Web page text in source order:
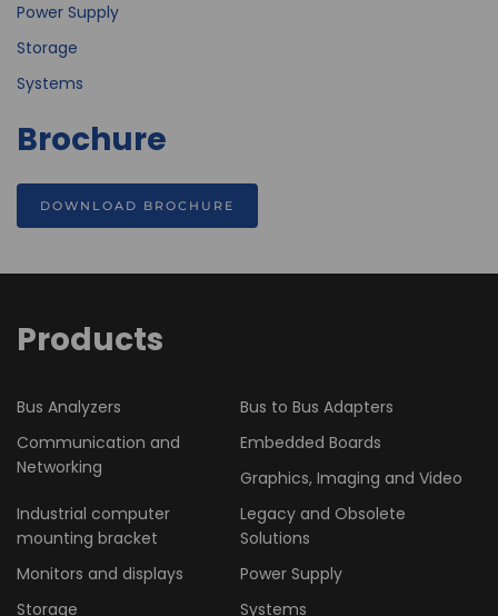
Power Supply
Storage
Systems
Brochure
DOWNLOAD BROCHURE
Products
Bus Analyzers
Bus to Bus Adapters
Communication and
Networking
Embedded Boards
Graphics, Imaging and Video
Industrial computer
mounting bracket
Legacy and Obsolete
Solutions
Monitors and displays
Power Supply
Storage
Systems